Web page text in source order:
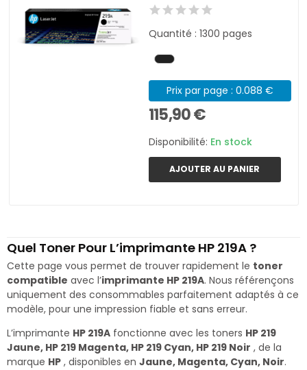
Quantité : 1300 pages
Prix par page : 0.088 €
115,90 €
Disponibilité: En stock
AJOUTER AU PANIER
Quel Toner Pour L’imprimante HP 219A ?
Cette page vous permet de trouver rapidement le toner
compatible avec l’imprimante HP 219A. Nous référençons
uniquement des consommables parfaitement adaptés à ce
modèle, pour une impression fiable et sans erreur.
L’imprimante HP 219A fonctionne avec les toners HP 219
Jaune, HP 219 Magenta, HP 219 Cyan, HP 219 Noir , de la
marque HP , disponibles en Jaune, Magenta, Cyan, Noir.